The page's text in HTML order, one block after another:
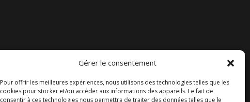
Gérer le consentement
Pour offrir les meilleures expériences, nous utilisons des technologies telles que les
cookies pour stocker et/ou accéder aux informations des appareils. Le fait de
consentir à ces technologies nous permettra de traiter des données telles que le
Accueil
Contact